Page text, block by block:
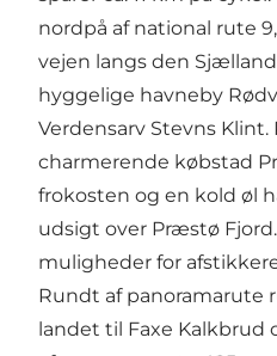
nordpå af national rute
vejen langs den
hyggelige havneby
Verdensarv Stevns Klint.
charmerende købstad
frokosten og en kold øl
udsigt over Præstø
muligheder for
Rundt af panoramarute
landet til Faxe Kalkbrud